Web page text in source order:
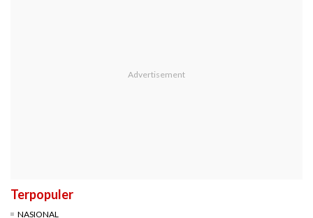
Terpopuler
NASIONAL